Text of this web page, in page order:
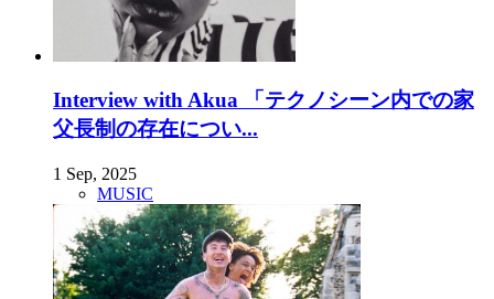
Interview with Akua 「テクノシーン内での家
父長制の存在につい...
1 Sep, 2025
MUSIC